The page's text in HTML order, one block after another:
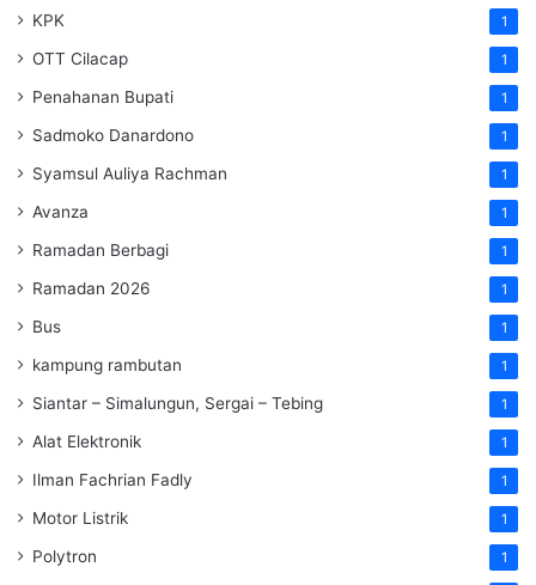
KPK 1
OTT Cilacap 1
Penahanan Bupati 1
Sadmoko Danardono 1
Syamsul Auliya Rachman 1
Avanza 1
Ramadan Berbagi 1
Ramadan 2026 1
Bus 1
kampung rambutan 1
Siantar – Simalungun, Sergai – Tebing 1
Alat Elektronik 1
Ilman Fachrian Fadly 1
Motor Listrik 1
Polytron 1